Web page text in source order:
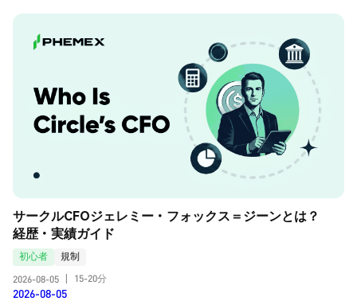
サークルCFOジェレミー・フォックス＝ジーンとは？
経歴・実績ガイド
初心者
規制
2026-08-05
15-20分
2026-08-05